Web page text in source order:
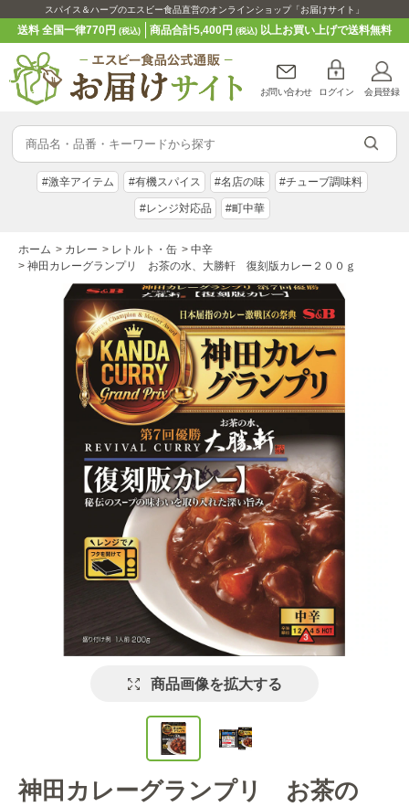
スパイス＆ハーブのエスビー食品直営のオンラインショップ「お届けサイト」
送料 全国一律770円(税込) 商品合計5,400円 (税込)以上お買い上げで送料無料
お問い合わせ ログイン 会員登録
#激辛アイテム #有機スパイス #名店の味 #チューブ調味料
#レンジ対応品 #町中華
ホーム > カレー > レトルト・缶 > 中辛
> 神田カレーグランプリ お茶の水、大勝軒 復刻版カレー２００ｇ
商品画像を拡大する
神田カレーグランプリ お茶の